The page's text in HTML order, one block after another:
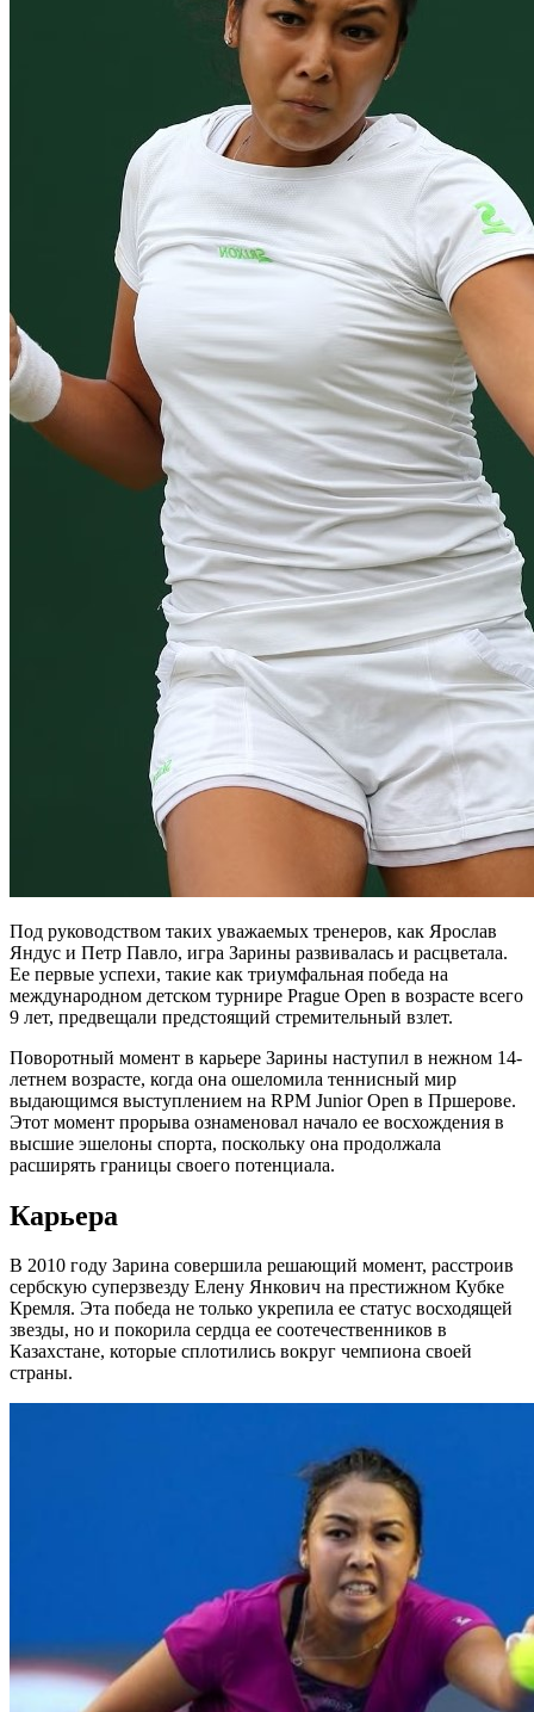
Под руководством таких уважаемых тренеров, как Ярослав
Яндус и Петр Павло, игра Зарины развивалась и расцветала.
Ее первые успехи, такие как триумфальная победа на
международном детском турнире Prague Open в возрасте всего
9 лет, предвещали предстоящий стремительный взлет.
Поворотный момент в карьере Зарины наступил в нежном 14-
летнем возрасте, когда она ошеломила теннисный мир
выдающимся выступлением на RPM Junior Open в Пршерове.
Этот момент прорыва ознаменовал начало ее восхождения в
высшие эшелоны спорта, поскольку она продолжала
расширять границы своего потенциала.
Карьера
В 2010 году Зарина совершила решающий момент, расстроив
сербскую суперзвезду Елену Янкович на престижном Кубке
Кремля. Эта победа не только укрепила ее статус восходящей
звезды, но и покорила сердца ее соотечественников в
Казахстане, которые сплотились вокруг чемпиона своей
страны.